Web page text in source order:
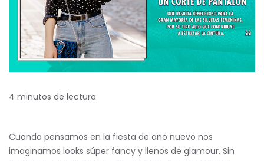
4 minutos de lectura
Cuando pensamos en la fiesta de año nuevo nos
imaginamos looks súper fancy y llenos de glamour. Sin